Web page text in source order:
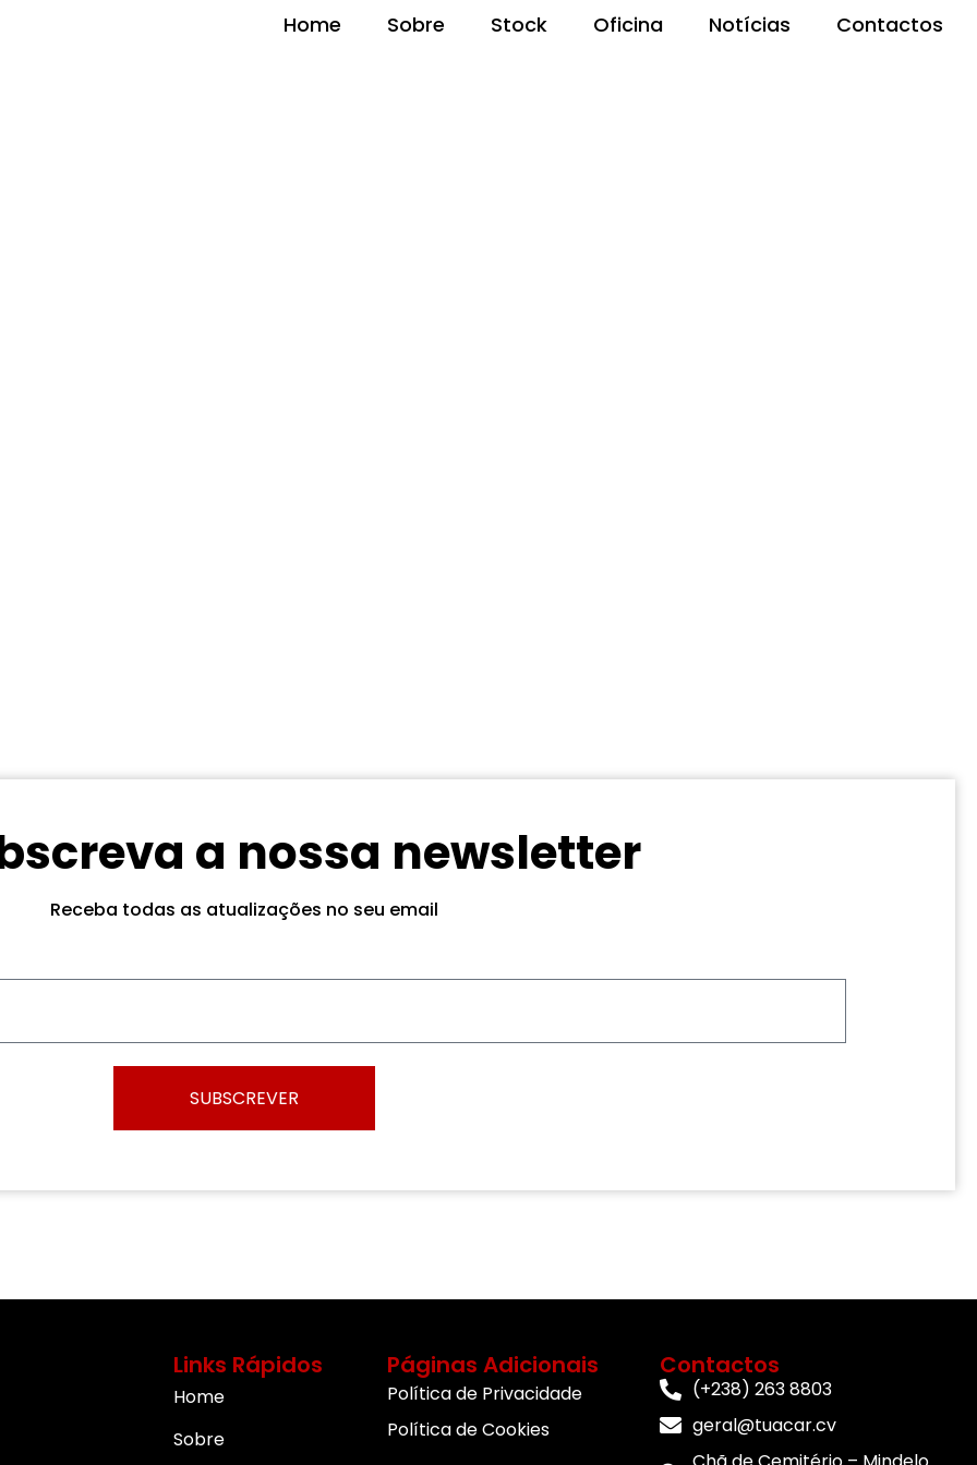
Home Sobre Stock Oficina Notícias Contactos
a nossa newsletter
Receba todas as atualizações no seu email
SUBSCREVER
Links Rápidos
Home
Sobre
Páginas Adicionais
Política de Privacidade
Política de Cookies
Contactos
(+238) 263 8803
geral@tuacar.cv